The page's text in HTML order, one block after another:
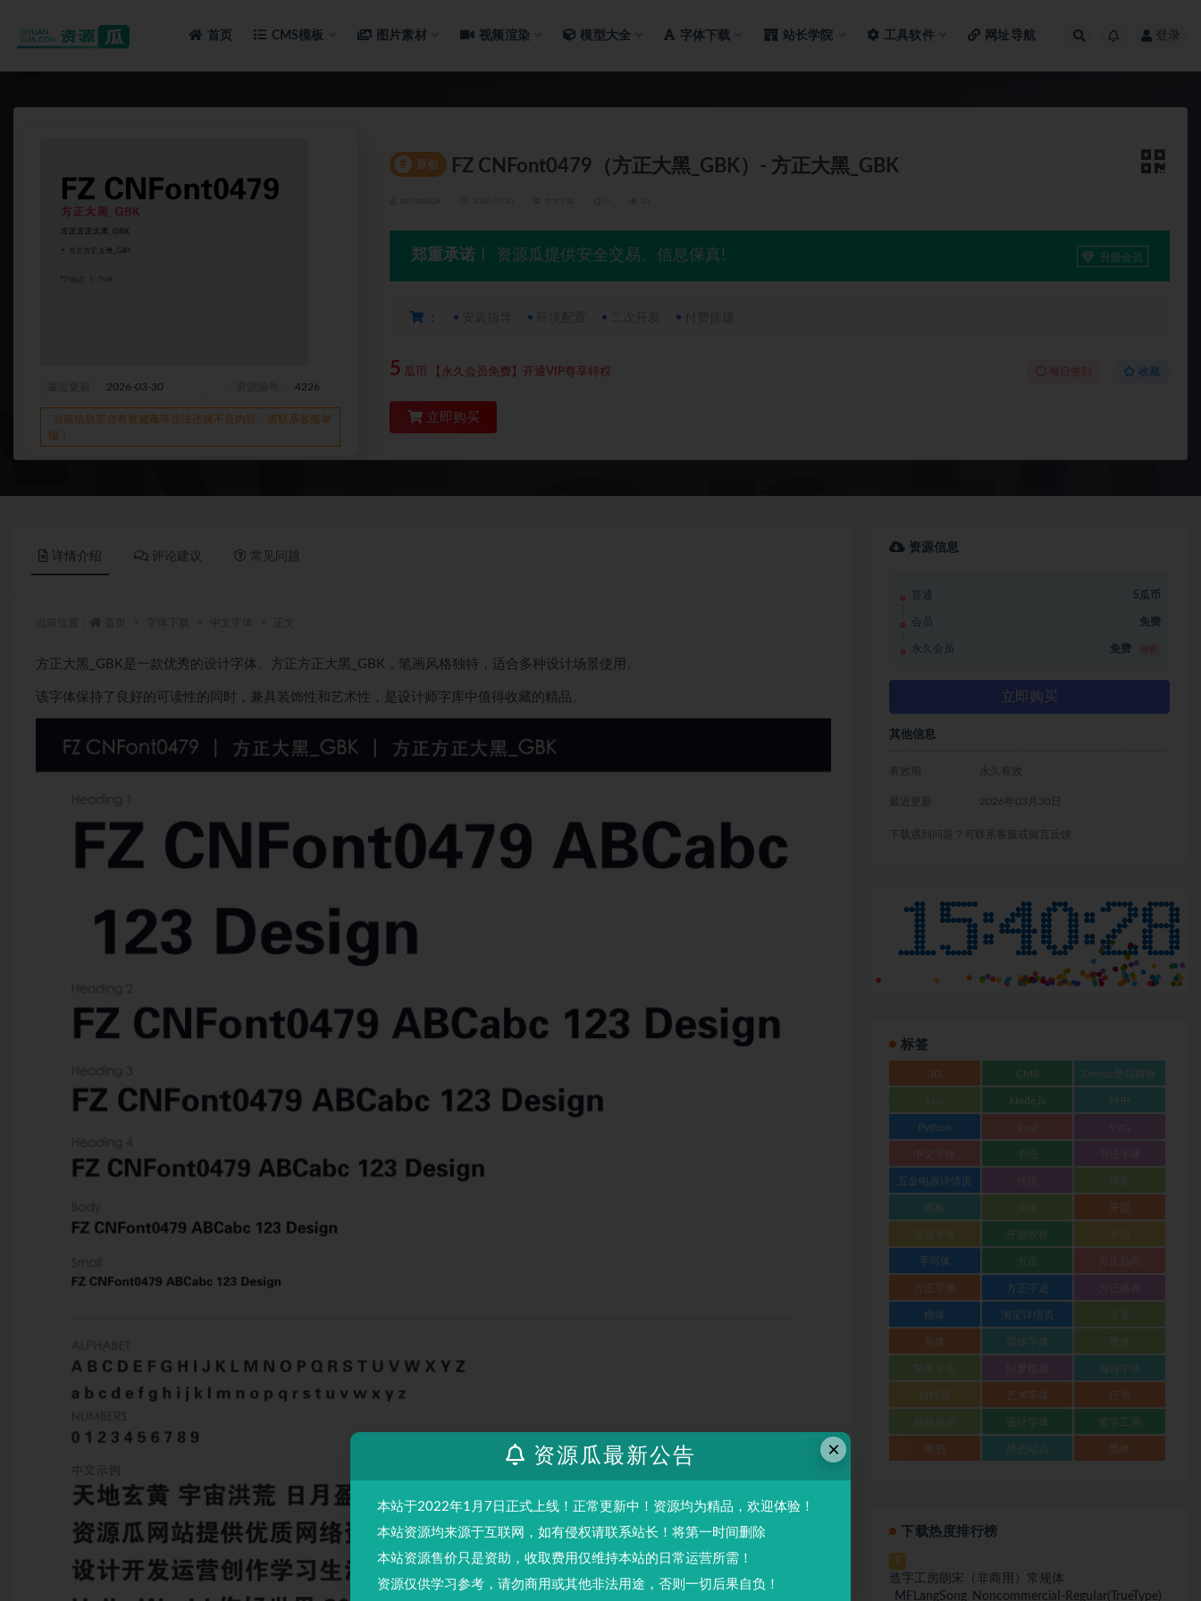
首页 CMS模板 图片素材 视频渲染 模型大全 字体下载 站长学院 工具软件 网址导航 登录
2026-03-30 4226
当前信息若含有黄赌毒等违法违规不良内容，请联系客服举
报！
# 原创 FZ CNFont0479（方正大黑_GBK）- 方正大黑_GBK
郑重承诺 丨 资源瓜提供安全交易、信息保真! 升级会员
：
5 瓜币 【永久会员免费】开通VIP尊享特权 每日签到 收藏
立即购买
详情介绍 评论建议 常见问题
方正大黑_GBK是一款优秀的设计字体。方正方正大黑_GBK，笔画风格独特，适合多种设计场景使用。
该字体保持了良好的可读性的同时，兼具装饰性和艺术性，是设计师字库中值得收藏的精品。
资源信息
普通 5瓜币
会员 免费
永久会员 免费
立即购买
其他信息
有效期 永久有效
最近更新 2026年03月30日
下载遇到问题？可联系客服或留言反馈
标签
3D CMS Discuz整站模板
Mac Node.js PHP
Python
书法
五金电器详情页
图标 开源
开源字体 开源软件 手写
手写体 方正
方正字体 方正字迹
楷体 淘宝详情页
简体 简体字体
编程字体
自托管 艺术字体 行书
设计字体 造字工房
隶书 静态站点 黑体
下载热度排行榜
1
造字工房朗宋（非商用）常规体
_MFLangSong_NoncommerciaI-ReguIar(TrueType)
×
资源瓜最新公告
本站于2022年1月7日正式上线！正常更新中！资源均为精品，欢迎体验！
本站资源均来源于互联网，如有侵权请联系站长！将第一时间删除
本站资源售价只是资助，收取费用仅维持本站的日常运营所需！
资源仅供学习参考，请勿商用或其他非法用途，否则一切后果自负！